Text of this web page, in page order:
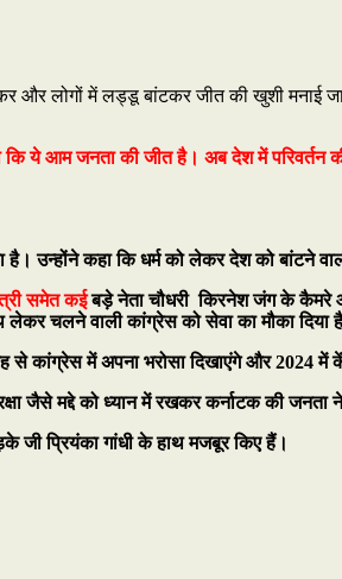
और लोगों में लड्डू बांटकर जीत की खुशी मनाई
कि ये आम जनता की जीत है। अब देश में
है। उन्होंने कहा कि धर्म को लेकर देश को बांटने
समेत कईबड़े नेता चौधरी किरनेश जंग के कैमरे
लेकर चलने वाली कांग्रेस को सेवा का मौका दिया
कांग्रेस में अपना भरोसा दिखाएंगे और 2024 में
जैसे मद्दे को ध्यान में रखकर कर्नाटक की
जी प्रियंका गांधी के हाथ मजबूर किए हैं।